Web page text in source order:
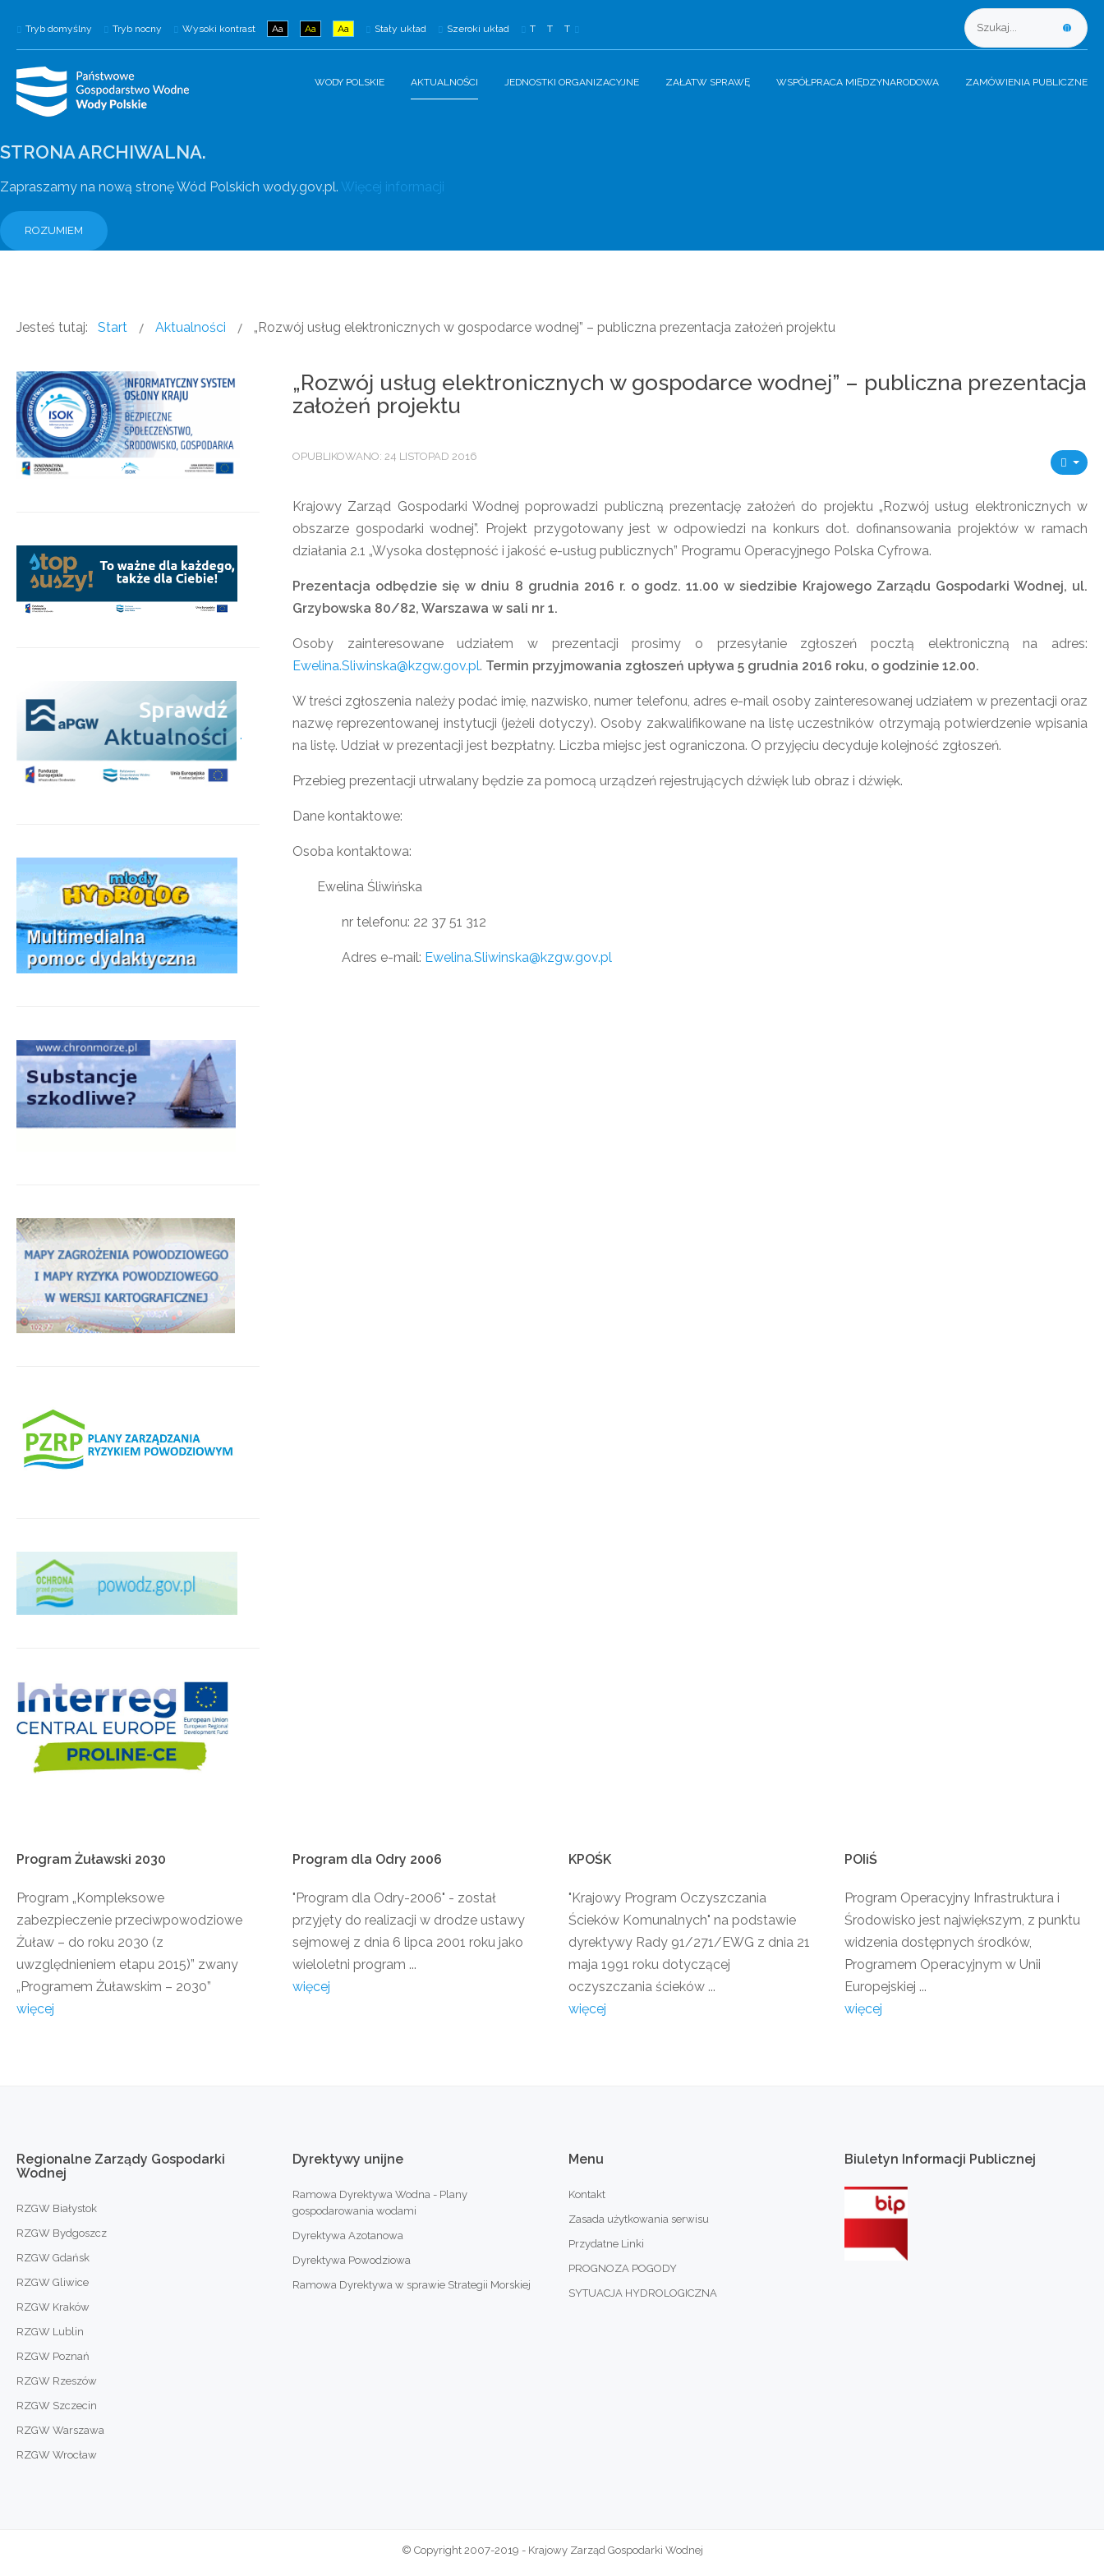
Tryb domyślny Tryb nocny Wysoki kontrast Aa Aa Aa Stały układ Szeroki układ T T T
WODY POLSKIE AKTUALNOŚCI JEDNOSTKI ORGANIZACYJNE ZAŁATW SPRAWĘ WSPÓŁPRACA MIĘDZYNARODOWA ZAMÓWIENIA PUBLICZNE
STRONA ARCHIWALNA.
Zapraszamy na nową stronę Wód Polskich wody.gov.pl. Więcej informacji
ROZUMIEM
Jesteś tutaj: Start Aktualności „Rozwój usług elektronicznych w gospodarce wodnej” – publiczna prezentacja założeń projektu
„Rozwój usług elektronicznych w gospodarce wodnej” – publiczna prezentacja
założeń projektu
OPUBLIKOWANO: 24 LISTOPAD 2016
Krajowy Zarząd Gospodarki Wodnej poprowadzi publiczną prezentację założeń do projektu „Rozwój usług elektronicznych w
obszarze gospodarki wodnej”. Projekt przygotowany jest w odpowiedzi na konkurs dot. dofinansowania projektów w ramach
działania 2.1 „Wysoka dostępność i jakość e-usług publicznych” Programu Operacyjnego Polska Cyfrowa.
Prezentacja odbędzie się w dniu 8 grudnia 2016 r. o godz. 11.00 w siedzibie Krajowego Zarządu Gospodarki Wodnej, ul.
Grzybowska 80/82, Warszawa w sali nr 1.
Osoby zainteresowane udziałem w prezentacji prosimy o przesyłanie zgłoszeń pocztą elektroniczną na adres:
Ewelina.Sliwinska@kzgw.gov.pl. Termin przyjmowania zgłoszeń upływa 5 grudnia 2016 roku, o godzinie 12.00.
W treści zgłoszenia należy podać imię, nazwisko, numer telefonu, adres e-mail osoby zainteresowanej udziałem w prezentacji oraz
nazwę reprezentowanej instytucji (jeżeli dotyczy). Osoby zakwalifikowane na listę uczestników otrzymają potwierdzenie wpisania
na listę. Udział w prezentacji jest bezpłatny. Liczba miejsc jest ograniczona. O przyjęciu decyduje kolejność zgłoszeń.
Przebieg prezentacji utrwalany będzie za pomocą urządzeń rejestrujących dźwięk lub obraz i dźwięk.
Dane kontaktowe:
Osoba kontaktowa:
Ewelina Śliwińska
nr telefonu: 22 37 51 312
Adres e-mail: Ewelina.Sliwinska@kzgw.gov.pl
.
Program Żuławski 2030
Program „Kompleksowe
zabezpieczenie przeciwpowodziowe
Żuław – do roku 2030 (z
uwzględnieniem etapu 2015)” zwany
„Programem Żuławskim – 2030”
więcej
Program dla Odry 2006
"Program dla Odry-2006" - został
przyjęty do realizacji w drodze ustawy
sejmowej z dnia 6 lipca 2001 roku jako
wieloletni program ...
więcej
KPOŚK
"Krajowy Program Oczyszczania
Ścieków Komunalnych" na podstawie
dyrektywy Rady 91/271/EWG z dnia 21
maja 1991 roku dotyczącej
oczyszczania ścieków ...
więcej
POIiŚ
Program Operacyjny Infrastruktura i
Środowisko jest największym, z punktu
widzenia dostępnych środków,
Programem Operacyjnym w Unii
Europejskiej ...
więcej
Regionalne Zarządy Gospodarki
Wodnej
RZGW Białystok
RZGW Bydgoszcz
RZGW Gdańsk
RZGW Gliwice
RZGW Kraków
RZGW Lublin
RZGW Poznań
RZGW Rzeszów
RZGW Szczecin
RZGW Warszawa
RZGW Wrocław
Dyrektywy unijne
Ramowa Dyrektywa Wodna - Plany
gospodarowania wodami
Dyrektywa Azotanowa
Dyrektywa Powodziowa
Ramowa Dyrektywa w sprawie Strategii Morskiej
Menu
Kontakt
Zasada użytkowania serwisu
Przydatne Linki
PROGNOZA POGODY
SYTUACJA HYDROLOGICZNA
Biuletyn Informacji Publicznej
© Copyright 2007-2019 - Krajowy Zarząd Gospodarki Wodnej